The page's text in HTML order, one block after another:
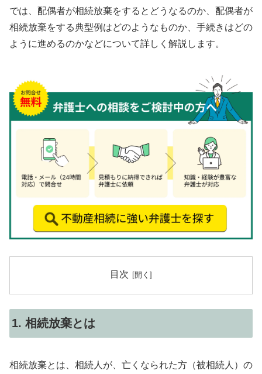
では、配偶者が相続放棄をするとどうなるのか、配偶者が
相続放棄をする典型例はどのようなものか、手続きはどの
ように進めるのかなどについて詳しく解説します。
目次
1. 相続放棄とは
相続放棄とは、相続人が、亡くなられた方（被相続人）の